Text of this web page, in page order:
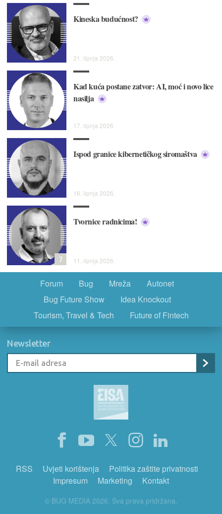
Kineska budućnost?
21. lipnja 2026.
Kad kuća postane zatvor: AI, moć i novo lice
nasilja
17. lipnja 2026.
Ispod granice kibernetičkog siromaštva
16. lipnja 2026.
Tvornice radnicima!
11. lipnja 2026.
7
Forum Bug Mreža
Autonet
Bug Future Show
Idea Knockout
Tourism, Travel & Tech
Future of Fintech
Newsletter
RSS Uvjeti korištenja
Politika zaštite privatnosti
Impresum
Marketing Kontakt
© BUG MEDIA 2026. Sva prava pridržana.